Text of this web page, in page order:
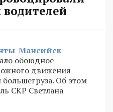
водителей
Мансийск –
обоюдное
движения
Об этом
СКР Светлана